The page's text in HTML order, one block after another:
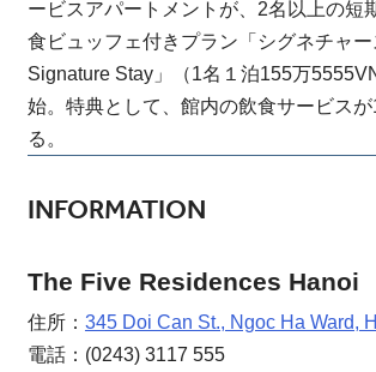
ービスアパートメントが、2名以上の短
食ビュッフェ付きプラン「シグネチャー
Signature Stay」（1名１泊155万
始。特典として、館内の飲食サービス
る。
INFORMATION
The Five Residences Hanoi
住所： 345 Doi Can St., Ngoc Ha Ward,
電話：(0243) 3117 555